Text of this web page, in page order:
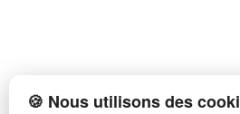
🍪 Nous utilisons des